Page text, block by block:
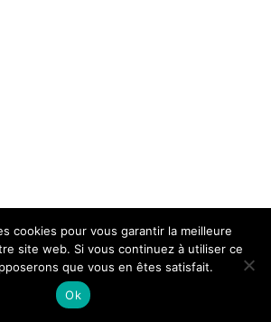
cookies pour vous garantir la meilleure
site web. Si vous continuez à utiliser ce
que vous en êtes satisfait.
Ok